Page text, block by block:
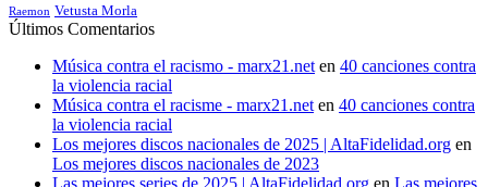
Raemon Vetusta Morla
Últimos Comentarios
Música contra el racismo - marx21.net en 40 canciones contra
la violencia racial
Música contra el racisme - marx21.net en 40 canciones contra
la violencia racial
Los mejores discos nacionales de 2025 | AltaFidelidad.org en
Los mejores discos nacionales de 2023
Las mejores series de 2025 | AltaFidelidad.org en Las mejores